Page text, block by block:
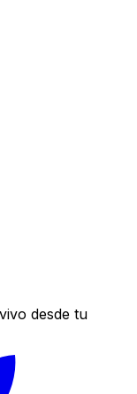
desde tu